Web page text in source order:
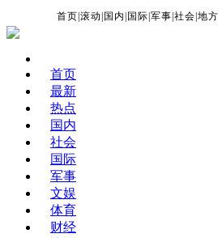
首页 |滚动 国内 国际 |军事 |社会 |地方
首页
最新
热点
国内
社会
国际
军事
文娱
体育
财经